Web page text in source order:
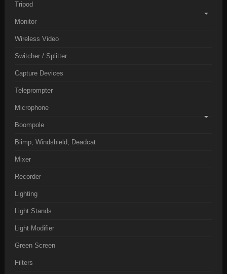
Tripod
Monitor
Wireless Video
Switcher / Splitter
Capture Devices
Teleprompter
Microphone
Boompole
Blimp, Windshield, Deadcat
Mixer
Recorder
Lighting
Light Stands
Light Modifier
Green Screen
Filters